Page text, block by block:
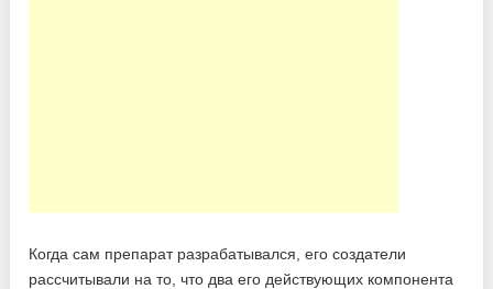
Когда сам препарат разрабатывался, его создатели
рассчитывали на то, что два его действующих компонента